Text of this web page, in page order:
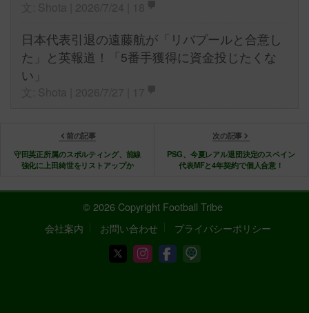
日本代表引退の遠藤航が「リバプールと合意し
た」と英報道！「5番手獲得に資金投じたくな
い」
前の記事
守田英正所属のスポルティング、前線
強化に上田綺世をリストアップか
次の記事
PSG、今夏レアル退団決定のスペイン
代表MFと4年契約で個人合意！
© 2026 Copyright Football Tribe
会社案内
お問い合わせ プライバシーポリシー